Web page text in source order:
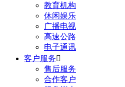
教育机构
休闲娱乐
广播电视
高速公路
电子通讯
客户服务
售后服务
合作客户